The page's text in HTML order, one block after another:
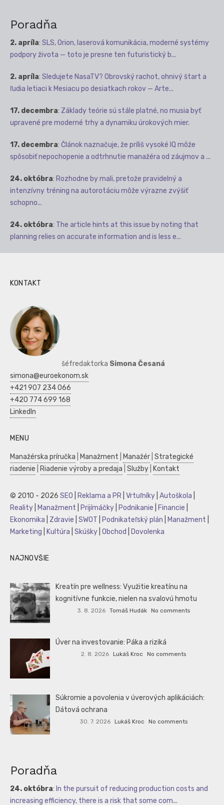
Poradňa
2. apríla: SLS, Orion, laserová komunikácia, moderné systémy
podpory života — toto je presne ten futuristický b...
2. apríla: Sledujete NasaTV? Obrovský rachot, ohnivý štart a
ľudia letiaci k Mesiacu po desiatkach rokov — Arte...
17. decembra: Základy teórie sú stále platné, no musia byť
upravené pre moderné trhy a dynamiku úrokových mier.
17. decembra: Článok naznačuje, že príliš vysoké IQ môže
spôsobiť nepochopenie a odtrhnutie manažéra od záujmov a ...
24. októbra: Rozhodne by mali, pretože pravidelný a
intenzívny tréning na autorotáciu môže výrazne zvýšiť
schopno...
24. októbra: The article hints at this issue by noting that
planning relies on accurate information and is less e...
KONTAKT
šéfredaktorka Simona Česaná
simona@euroekonom.sk
+421 907 234 066
+420 774 699 168
LinkedIn
MENU
Manažérska príručka Manažment Manažér Strategické
riadenie
Riadenie výroby a predaja Služby Kontakt
© 2010 - 2026 SEO Reklama a PR Vrtuľníky Autoškola
Reality
Manažment Prijímáčky Podnikanie Financie
Ekonomika
Zdravie SWOT Podnikateľský plán Manažment
Marketing
Kultúra Skúšky Obchod Dovolenka
NAJNOVŠIE
Kreatín pre wellness: Využitie kreatínu na
kognitívne funkcie, nielen na svalovú hmotu
3. 8. 2026 Tomáš Hudák No comments
Úver na investovanie: Páka a riziká
2. 8. 2026 Lukáš Kroc No comments
Súkromie a povolenia v úverových aplikáciách:
Dátová ochrana
30. 7. 2026 Lukáš Kroc No comments
Poradňa
24. októbra: In the pursuit of reducing production costs and
increasing efficiency, there is a risk that some com...